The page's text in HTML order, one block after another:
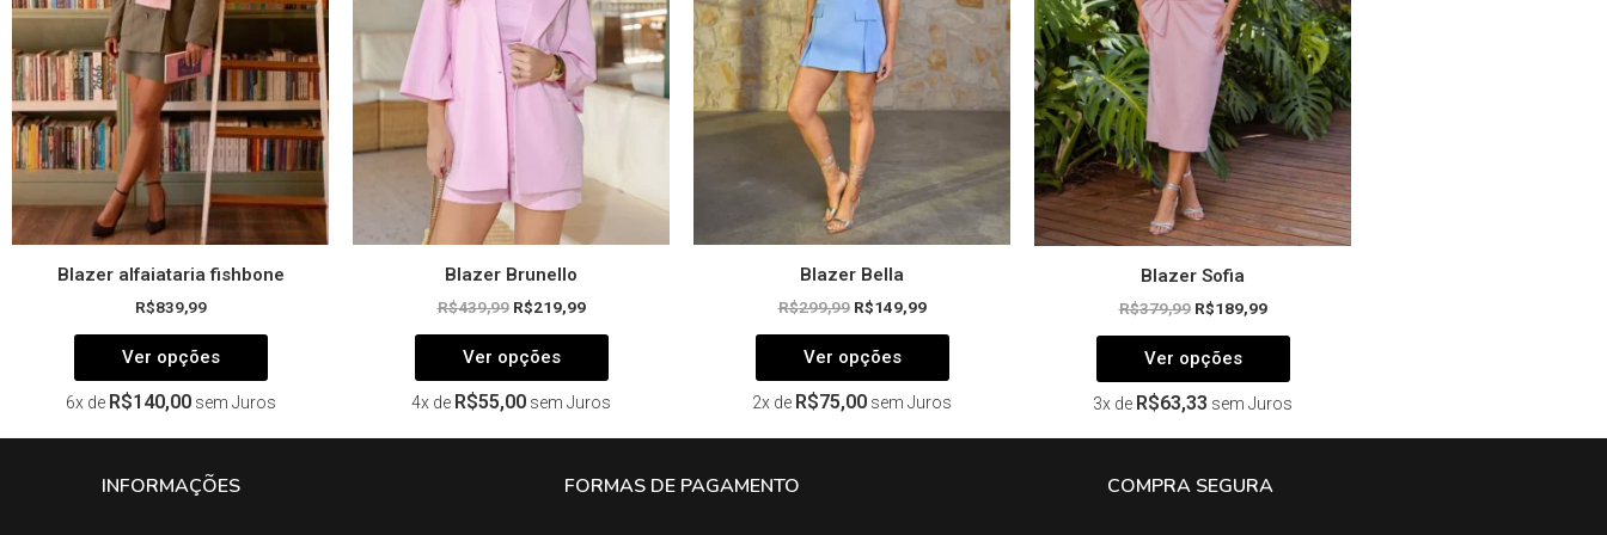
Blazer alfaiataria fishbone
R$839,99
Ver opções
opções
podem
ser
escolhidas
na
página
do
produto
6x de R$140,00 sem Juros
Blazer Brunello
R$439,99 R$219,99
Ver opções
opções
podem
ser
escolhidas
do
produto
4x de R$55,00 sem Juros
Blazer Bella
R$299,99 R$149,99
Ver opções
opções
podem
ser
escolhidas
página
do
produto
2x de R$75,00 sem Juros
Blazer Sofia
R$379,99 R$189,99
Ver opções
opções
podem
ser
escolhidas
na
página
do
produto
3x de R$63,33 sem Juros
INFORMAÇÕES FORMAS DE PAGAMENTO COMPRA SEGURA